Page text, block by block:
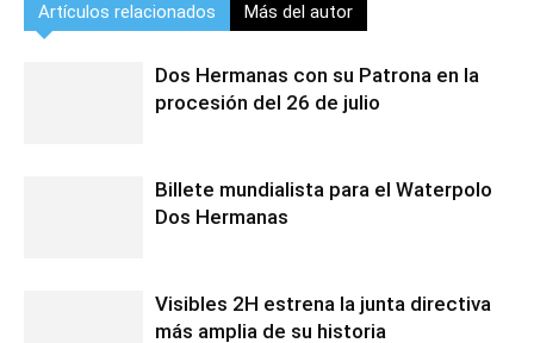
Artículos relacionados Más del autor
Dos Hermanas con su Patrona en la
procesión del 26 de julio
Billete mundialista para el Waterpolo
Dos Hermanas
Visibles 2H estrena la junta directiva
más amplia de su historia